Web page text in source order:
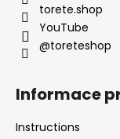
torete.shop
YouTube
@toreteshop
Informace
Instructions